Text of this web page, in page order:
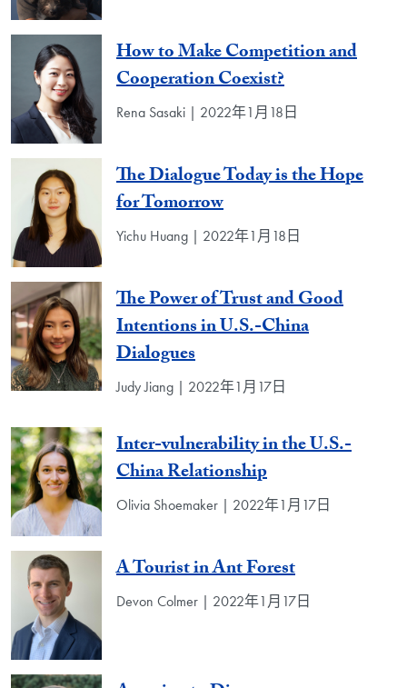
How to Make Competition and
Cooperation Coexist?
Rena Sasaki | 2022年1月18日
The Dialogue Today is the Hope
for Tomorrow
Yichu Huang | 2022年1月18日
The Power of Trust and Good
Intentions in U.S.-China
Dialogues
Judy Jiang | 2022年1月17日
Inter-vulnerability in the U.S.-
China Relationship
Olivia Shoemaker | 2022年1月17日
A Tourist in Ant Forest
Devon Colmer | 2022年1月17日